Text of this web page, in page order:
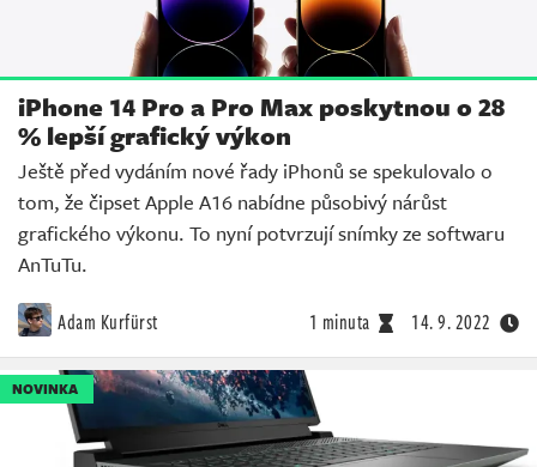
iPhone 14 Pro a Pro Max poskytnou o 28
% lepší grafický výkon
Ještě před vydáním nové řady iPhonů se spekulovalo o
tom, že čipset Apple A16 nabídne působivý nárůst
grafického výkonu. To nyní potvrzují snímky ze softwaru
AnTuTu.
Adam Kurfürst 1 minuta 14. 9. 2022
NOVINKA